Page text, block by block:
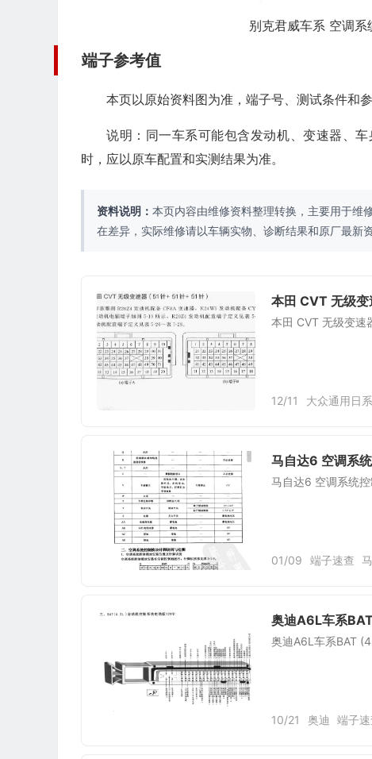
别克君威车系 空调
端子参考值
本页以原始资料图为准，端子号、测试条件和
说明：同一车系可能包含发动机、变速器、
时，应以原车配置和实测结果为准。
资料说明： 本页内容由维修资料整理转换，主要用于维
在差异，实际维修请以车辆实物、诊断结果和原厂最新
本田 CVT 无级
本田 CVT 无级变速
12/11 大众通用日系
马自达6 空调系
马自达6 空调系统控
01/09 端子速查
奥迪A6L车系
奥迪A6L车系BAT
10/21 奥迪 端子速